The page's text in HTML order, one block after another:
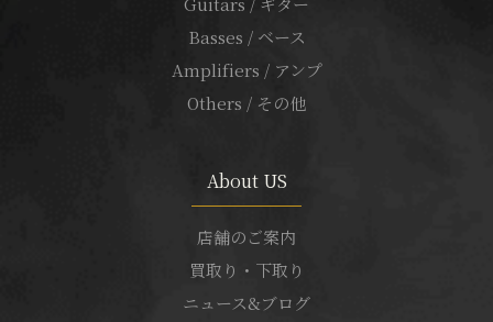
Basses / ベース
Amplifiers / アンプ
Others / その他
About US
店舗のご案内
買取り・下取り
ニュース&ブログ